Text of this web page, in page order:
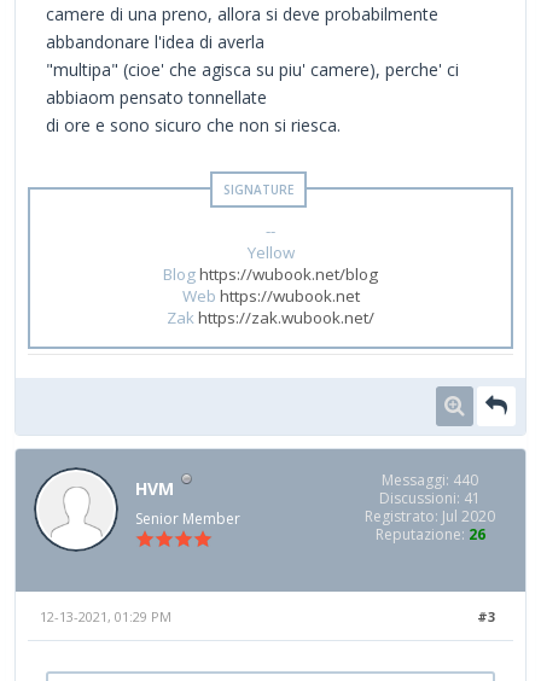
camere di una preno, allora si deve probabilmente
abbandonare l'idea di averla
"multipa" (cioe' che agisca su piu' camere), perche' ci
abbiaom pensato tonnellate
di ore e sono sicuro che non si riesca.
--
Yellow
Bloghttps://wubook.net/blog
Web https://wubook.net
Zakhttps://zak.wubook.net/
HVM
Senior Member
Messaggi: 440
Discussioni: 41
Registrato: Jul 2020
Reputazione: 26
#3
12-13-2021, 01:29 PM